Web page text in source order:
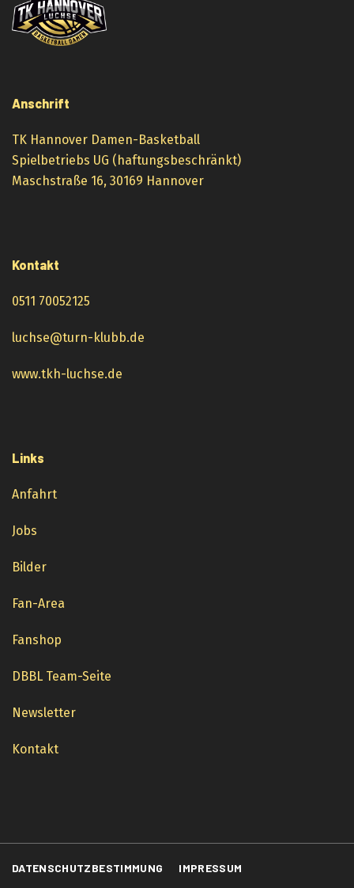
Anschrift
TK Hannover Damen-Basketball
Spielbetriebs UG (haftungsbeschränkt)
Maschstraße 16, 30169 Hannover
Kontakt
0511 70052125
luchse@turn-klubb.de
www.tkh-luchse.de
Links
Anfahrt
Jobs
Bilder
Fan-Area
Fanshop
DBBL Team-Seite
Newsletter
Kontakt
DATENSCHUTZBESTIMMUNG IMPRESSUM